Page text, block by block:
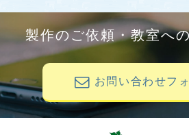
製作のご依頼・教室へ
お問い合わせ